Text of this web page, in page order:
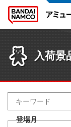
入荷景
登場月